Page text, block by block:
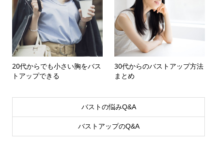
20代からでも小さい胸をバス
トアップできる
30代からのバストアップ方法
まとめ
バストの悩みQ&A
バストアップのQ&A